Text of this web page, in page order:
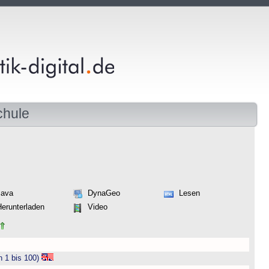
DynaGeo
Lesen
Video
1 bis 100)